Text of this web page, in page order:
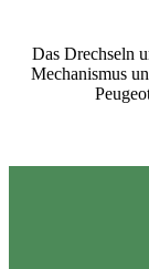
Das Drechseln
Mechanismus